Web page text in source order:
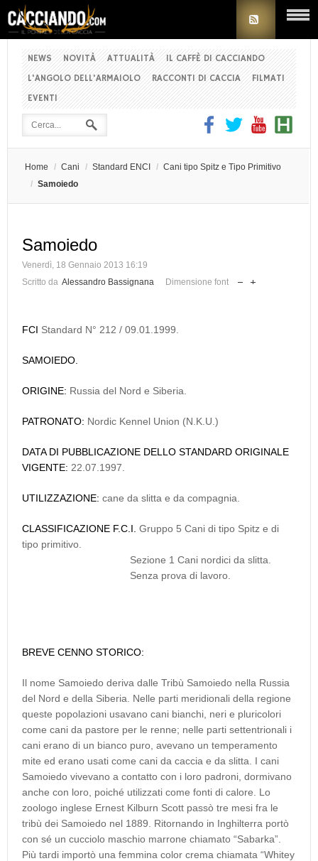
NEWS NOVITÀ ATTUALITÀ
IL CAFFÈ DI CACCIANDO
L'ANGOLO DELL'ARMAIOLO
RACCONTI DI CACCIA
FILMATI
EVENTI
Home / Cani / Standard ENCI / Cani tipo Spitz e Tipo Primitivo
/ Samoiedo
Samoiedo
Venerdì, 18 Gennaio 2013 16:19
Scritto da Alessandro Bassignana Dimensione font
FCI Standard N° 212 / 09.01.1999.
SAMOIEDO.
ORIGINE: Russia del Nord e Siberia.
PATRONATO: Nordic Kennel Union (N.K.U.)
DATA DI PUBBLICAZIONE DELLO STANDARD ORIGINALE
VIGENTE: 22.07.1997.
UTILIZZAZIONE: cane da slitta e da compagnia.
CLASSIFICAZIONE F.C.I. Gruppo 5 Cani di tipo Spitz e di
tipo primitivo.
Sezione 1 Cani nordici da slitta.
Senza prova di lavoro.
BREVE CENNO STORICO:
Il nome Samoiedo deriva dalle Tribù Samoiedo nella Russia
del Nord e della Siberia. Nelle parti meridionali della regione
queste popolazioni usavano cani bianchi, neri e pluricolori
come cani da pastore per le renne; nelle parti settentrionali i
cani erano di un bianco puro, avevano un temperamento
mite ed erano usati come cani da caccia e da slitta. I cani
Samoiedo vivevano a contatto con i loro padroni, dormivano
anche con loro, poiché utilizzati come fonti di calore. Lo
zoologo inglese Ernest Kilburn Scott passò tre mesi fra le
tribù dei Samoiedo nel 1889. Ritornando in Inghilterra portò
con sé un cucciolo maschio marrone chiamato “Sabarka”.
Più tardi importò una femmina color crema chiamata “Whitey